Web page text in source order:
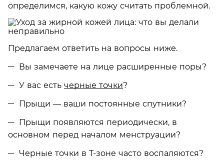
определимся, какую кожу считать проблемной.
Предлагаем ответить на вопросы ниже.
Вы замечаете на лице расширенные поры?
У вас есть черные точки?
Прыщи — ваши постоянные спутники?
Прыщи появляются периодически, в
основном перед началом менструации?
Черные точки в Т-зоне часто воспаляются?